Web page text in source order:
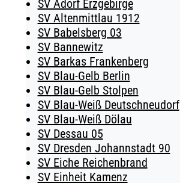
SV Adorf Erzgebirge
SV Altenmittlau 1912
SV Babelsberg 03
SV Bannewitz
SV Barkas Frankenberg
SV Blau-Gelb Berlin
SV Blau-Gelb Stolpen
SV Blau-Weiß Deutschneudorf
SV Blau-Weiß Dölau
SV Dessau 05
SV Dresden Johannstadt 90
SV Eiche Reichenbrand
SV Einheit Kamenz